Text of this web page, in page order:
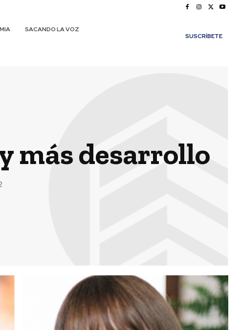
SACANDO LA VOZ
SUSCRÍBETE
más desarrollo